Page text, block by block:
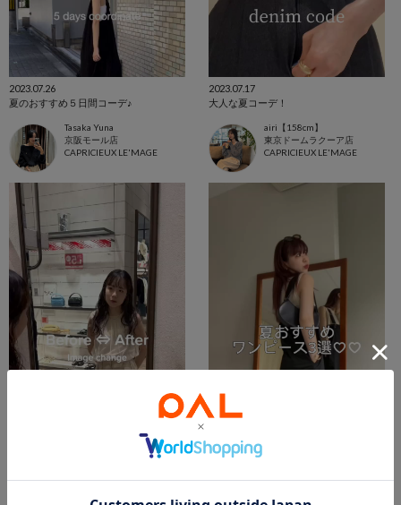
2023.07.26
夏のおすすめ５日間コーデ♪
Tasaka Yuna
京阪モール店
CAPRICIEUX LE'MAGE
2023.07.17
大人な夏コーデ！
airi【158cm】
東京ドームラクーア店
CAPRICIEUX LE'MAGE
2023.07.10